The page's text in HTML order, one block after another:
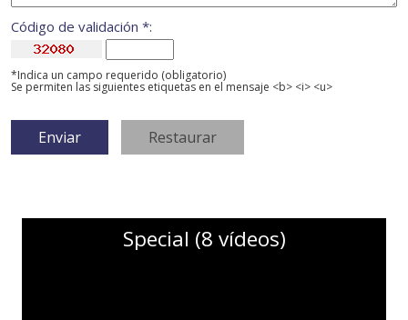
Código de validación *:
*Indica un campo requerido (obligatorio)
Se permiten las siguientes etiquetas en el mensaje <b> <i> <u>
Special (8 vídeos)